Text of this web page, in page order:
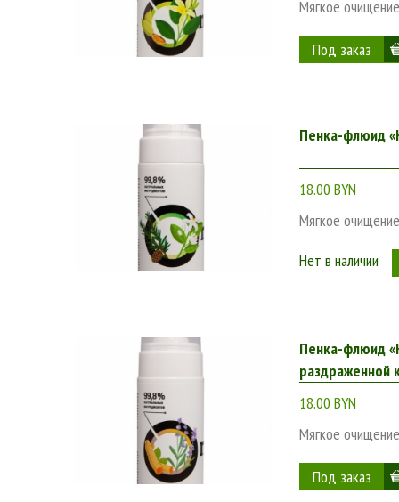
Интернет-магазин BeОrganic.by – это по-настоящему
кожи и разного возраста – от 20 до 50 и более лет.
подробные описания продуктов или консультация
Мягкое
Пенка-флюид
18.00 BYN
Мягкое
Нет в наличии
Пенка-флюид
раздраженной
18.00 BYN
Мягкое